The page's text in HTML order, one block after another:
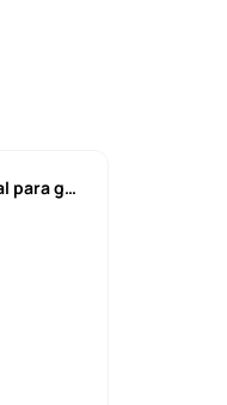
Bots de inteligencia artificial para guiar sus operaciones con criptomonedas